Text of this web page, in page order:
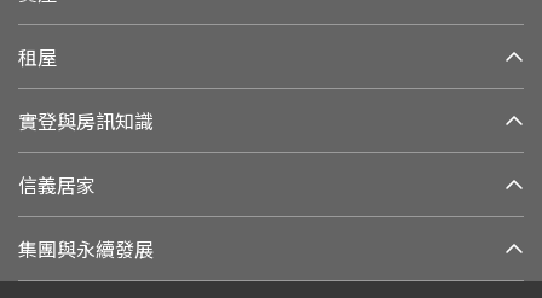
租屋
實登與房訊知識
信義居家
集團與永續發展